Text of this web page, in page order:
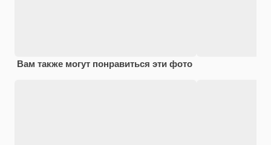
Вам также могут понравиться эти фото